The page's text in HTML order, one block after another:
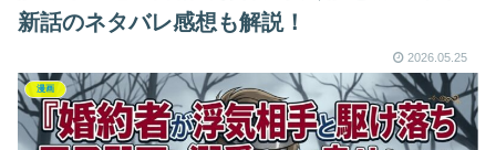
新話のネタバレ感想も解説！
2026.05.25
漫画